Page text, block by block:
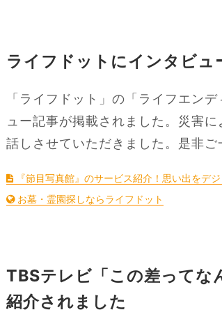
ライフドットにインタビュ
「ライフドット」の「ライフエン
ュー記事が掲載されました。災害
話しさせていただきました。是非ご
『節目写真館』のサービス紹介！思い出をデ
お墓・霊園探しならライフドット
TBSテレビ「この差ってな
紹介されました